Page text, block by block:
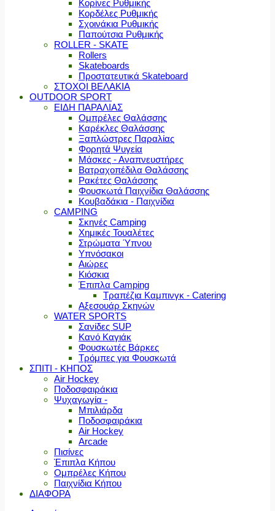
Κορίνες Ρυθμικής
Κορδέλες Ρυθμικής
Σχοινάκια Ρυθμικής
Παπούτσια Ρυθμικής
ROLLER - SKATE
Rollers
Skateboards
Προστατευτικά Skateboard
ΣΤΟΧΟΙ ΒΕΛΑΚΙΑ
OUTDOOR SPORT
ΕΙΔΗ ΠΑΡΑΛΙΑΣ
Ομπρέλες Θαλάσσης
Καρέκλες Θαλάσσης
Ξαπλώστρες Παραλίας
Φορητά Ψυγεία
Μάσκες - Αναπνευστήρες
Βατραχοπέδιλα Θαλάσσης
Ρακέτες Θαλάσσης
Φουσκωτά Παιχνίδια Θαλάσσης
Κουβαδάκια - Παιχνίδια
CAMPING
Σκηνές Camping
Χημικές Τουαλέτες
Στρώματα Ύπνου
Υπνόσακοι
Αιώρες
Κιόσκια
Έπιπλα Camping
Τραπέζια Καμπινγκ - Catering
Αξεσουάρ Σκηνών
WATER SPORTS
Σανίδες SUP
Κανό Καγιάκ
Φουσκωτές Βάρκες
Τρόμπες για Φουσκωτά
ΣΠΙΤΙ - ΚΗΠΟΣ
Air Hockey
Ποδοσφαιράκια
Ψυχαγωγία -
Μπιλιάρδα
Ποδοσφαιράκια
Air Hockey
Arcade
Πισίνες
Έπιπλα Κήπου
Ομπρέλες Κήπου
Παιχνίδια Κήπου
ΔΙΑΦΟΡΑ